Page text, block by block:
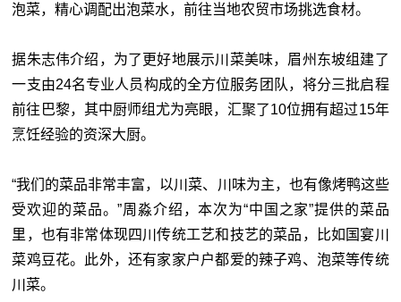
泡菜，精心调配出泡菜水，前往当地农贸市场挑选食材。
据朱志伟介绍，为了更好地展示川菜美味，眉州东坡组建了
一支由24名专业人员构成的全方位服务团队，将分三批启程
前往巴黎，其中厨师组尤为亮眼，汇聚了10位拥有超过15年
烹饪经验的资深大厨。
“我们的菜品非常丰富，以川菜、川味为主，也有像烤鸭这些
受欢迎的菜品。”周淼介绍，本次为“中国之家”提供的菜品
里，也有非常体现四川传统工艺和技艺的菜品，比如国宴川
菜鸡豆花。此外，还有家家户户都爱的辣子鸡、泡菜等传统
川菜。